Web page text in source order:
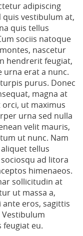
adipiscing
vestibulum at,
quis tellus
sociis natoque
nascetur
hendrerit feugiat,
urna erat a nunc.
purus. Donec
magna at
ut maximus
urna sed nulla
velit mauris,
ut nunc. Nam
tellus
ad litora
himenaeos.
sollicitudin at
ut massa a,
eros, sagittis
eu.